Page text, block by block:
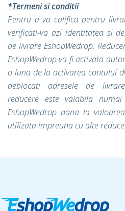
*Termeni si conditii
Pentru a va califica pentru
verificati-va azi identitatea si
de livrare EshopWedrop.
EshopWedrop va fi activata
o luna de la activarea contului
deblocati adresele de livrare
reducere este valabila
EshopWedrop pana la
utilizata impreuna cu alte